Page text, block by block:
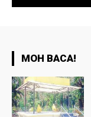
MOH BACA!